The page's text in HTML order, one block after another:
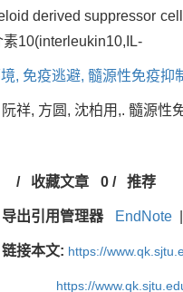
derived suppressor
10(interleukin10,IL-
, 免疫逃避, 髓源性免疫抑
阮祥, 方圆, 沈柏用,. 髓源性
/ 收藏文章 0/ 推荐
导出引用管理器 EndNote
链接本文: https://
https://